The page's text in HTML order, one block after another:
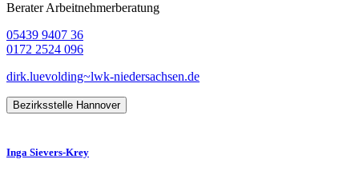
Berater Arbeitnehmerberatung
05439 9407 36
0172 2524 096
dirk.luevolding~lwk-niedersachsen.de
Bezirksstelle Hannover
Inga Sievers-Krey